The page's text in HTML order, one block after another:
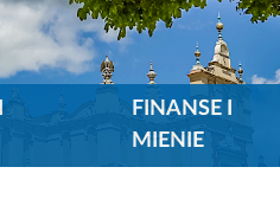
FINANSE I
MIENIE